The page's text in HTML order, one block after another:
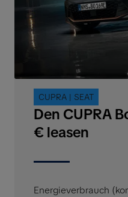
CUPRA | SEAT
Den CUPRA
€ leasen
Energieverbrauch